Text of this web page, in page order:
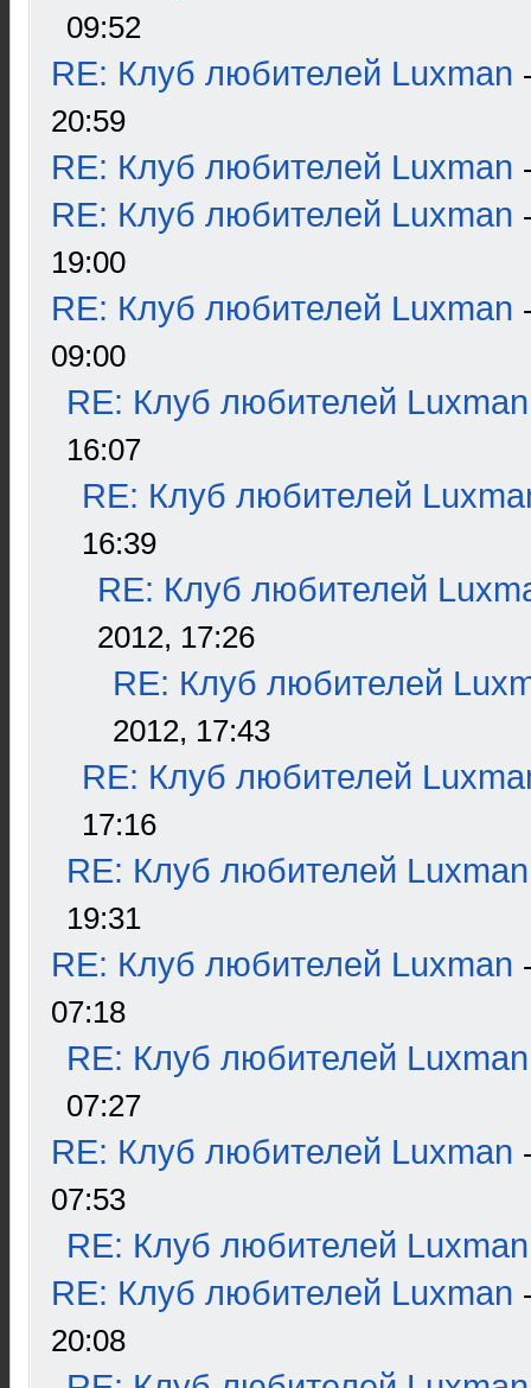
09:52
RE: Клуб любителей Luxman
20:59
RE: Клуб любителей Luxman
RE: Клуб любителей Luxman
19:00
RE: Клуб любителей Luxman
09:00
RE: Клуб любителей Luxman
16:07
RE: Клуб любителей
16:39
RE: Клуб любителей
2012, 17:26
RE: Клуб любителей
2012, 17:43
RE: Клуб любителей
17:16
RE: Клуб любителей Luxman
19:31
RE: Клуб любителей Luxman
07:18
RE: Клуб любителей Luxman
07:27
RE: Клуб любителей Luxman
07:53
RE: Клуб любителей Luxman
RE: Клуб любителей Luxman
20:08